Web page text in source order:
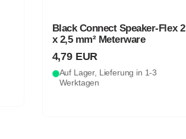
Black Connect Speaker-Flex 2
x 2,5 mm² Meterware
4,79 EUR
Auf Lager, Lieferung in 1-3
Werktagen